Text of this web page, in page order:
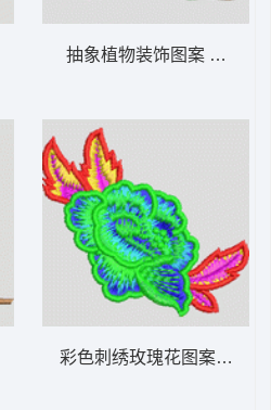
抽象植物装饰图案 女装
彩色刺绣玫瑰花图案 女装